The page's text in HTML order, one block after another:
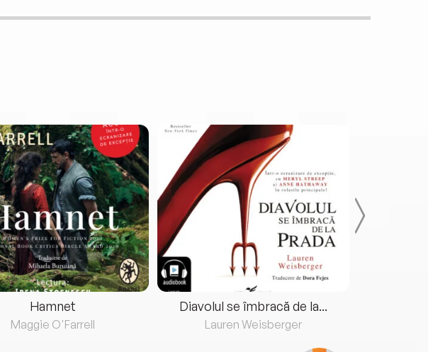
Hamnet
Maggie O'Farrell
Diavolul se îmbracă de la...
Lauren Weisberger